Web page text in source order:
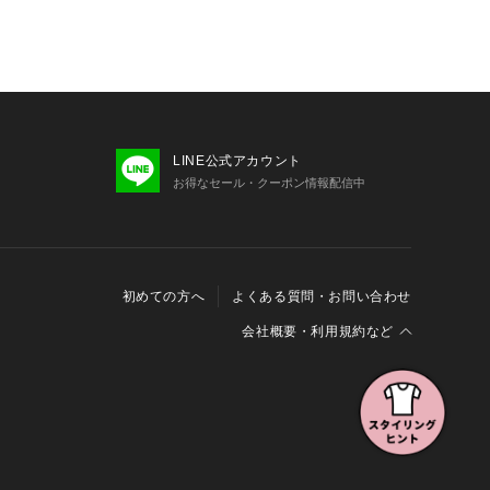
LINE公式アカウント
お得なセール・クーポン情報配信中
初めての方へ よくある質問・お問い合わせ
会社概要・利用規約など
特定商取引に関する法律に基づく表示
Cookieおよびアクセスログについて
三井不動産グループ ソーシャルメディアガイドライン